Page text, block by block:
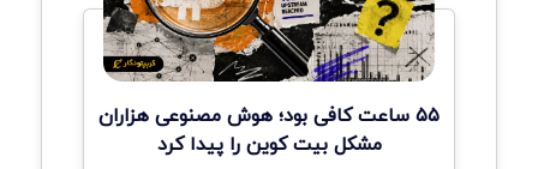
۵۵ ساعت کافی بود؛ هوش مصنوعی هزاران
مشکل بیت کوین را پیدا کرد